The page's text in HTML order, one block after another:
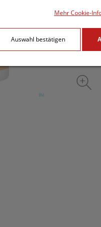
Mehr Cookie-
Auswahl bestätigen